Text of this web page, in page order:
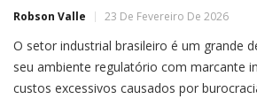
Robson Valle 23 De Fevereiro De 2026
O setor industrial brasileiro é um grande
seu ambiente regulatório com marcante
custos excessivos causados por